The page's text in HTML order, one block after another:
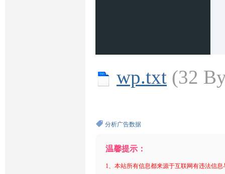
wp.txt (32
分析广告数据
温馨提示：
1、本站所有信息都来源于互联网有违法信